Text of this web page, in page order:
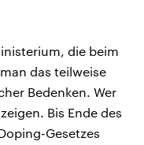
die beim
das teilweise
Bedenken. Wer
Bis Ende des
Gesetzes